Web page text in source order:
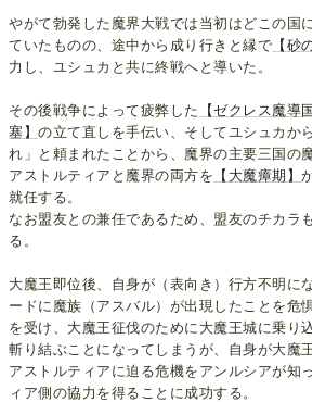
やがて勃発した魔界大戦では当初はどこの国
ていたものの、途中から成り行きと縁で 【砂
力し、ユシュカと共に終戦へと導いた。
その後戦争によって疲弊した 【ゼクレス魔導
塞】の立て直しを手伝い、そしてユシュカか
れ」と頼まれたことから、魔界の主要三国の
アストルティアと魔界の両方を 【大魔瘴期】
就任する。
なお盟友との兼任であるため、盟友のチカラ
る。
大魔王即位後、自身が（表向き）行方不明に
ードに魔族（アスバル）が出現したことを危
を受け、大魔王征伐のために大魔王城に乗り
斬り結ぶことになってしまうが、自身が大魔
アストルティアに迫る危機をアンルシアが知
ィア側の協力を得ることに成功する。